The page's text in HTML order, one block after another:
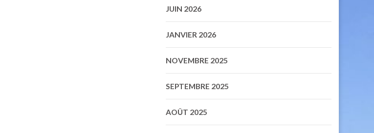
JUIN 2026
JANVIER 2026
NOVEMBRE 2025
SEPTEMBRE 2025
AOÛT 2025